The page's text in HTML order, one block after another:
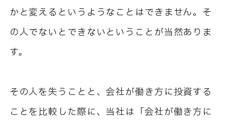
かと変えるというようなことはできません。そ
の人でないとできないということが当然ありま
す。
その人を失うことと、会社が働き方に投資する
ことを比較した際に、当社は「会社が働き方に